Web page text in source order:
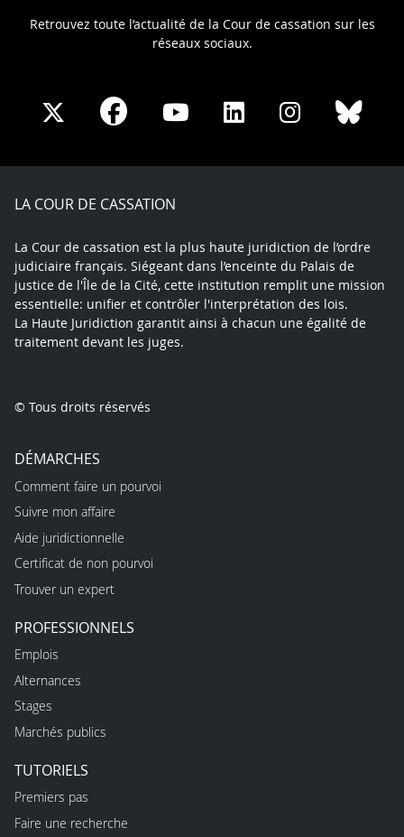
Retrouvez toute l’actualité de la Cour de cassation sur les
réseaux sociaux.
Share
X
Share
Facebook
Share
Youtube
Share
LinkedIn
Share
Instagram
LA COUR DE CASSATION
La Cour de cassation est la plus haute juridiction de l’ordre
judiciaire français. Siégeant dans l’enceinte du Palais de
justice de l'Île de la Cité, cette institution remplit une mission
essentielle: unifier et contrôler l'interprétation des lois.
La Haute Juridiction garantit ainsi à chacun une égalité de
traitement devant les juges.
© Tous droits réservés
DÉMARCHES
Comment faire un pourvoi
Suivre mon affaire
Aide juridictionnelle
Certificat de non pourvoi
Trouver un expert
PROFESSIONNELS
Emplois
Alternances
Stages
Marchés publics
TUTORIELS
Premiers pas
Faire une recherche